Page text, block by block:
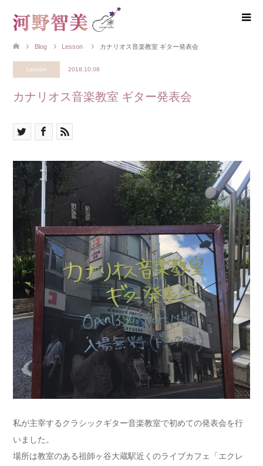
Blog Lesson カナリオス音楽教室 ギター発表会
Lesson 2018.10.08
カナリオス音楽教室 ギター発表会
私が主宰するクラシックギター音楽教室で初めての発表会を行
いました。
場所は教室のある祖師ヶ谷大蔵駅近くのライブカフェ「エクレ